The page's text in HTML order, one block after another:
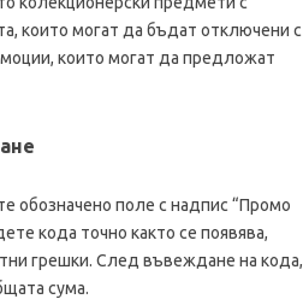
които могат да бъдат отключени с
които могат да предложат
обозначено поле с надпис “Промо
кода точно както се появява,
грешки. След въвеждане на кода,
сума.